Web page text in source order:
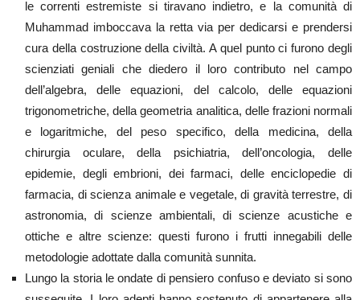
le correnti estremiste si tiravano indietro, e la comunità di
Muhammad imboccava la retta via per dedicarsi e prendersi
cura della costruzione della civiltà. A quel punto ci furono degli
scienziati geniali che diedero il loro contributo nel campo
dell’algebra, delle equazioni, del calcolo, delle equazioni
trigonometriche, della geometria analitica, delle frazioni normali
e logaritmiche, del peso specifico, della medicina, della
chirurgia oculare, della psichiatria, dell’oncologia, delle
epidemie, degli embrioni, dei farmaci, delle enciclopedie di
farmacia, di scienza animale e vegetale, di gravità terrestre, di
astronomia, di scienze ambientali, di scienze acustiche e
ottiche e altre scienze: questi furono i frutti innegabili delle
metodologie adottate dalla comunità sunnita.
Lungo la storia le ondate di pensiero confuso e deviato si sono